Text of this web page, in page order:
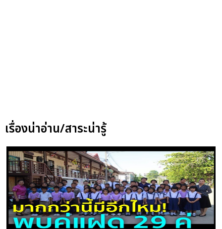
เรื่องน่าอ่าน/สาระน่ารู้